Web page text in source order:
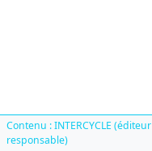
Contenu : INTERCYCLE (éditeur
responsable)